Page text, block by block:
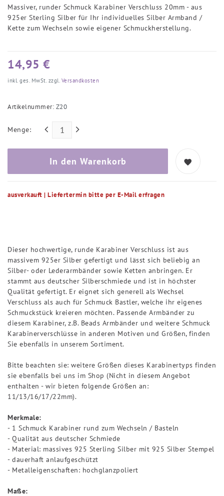
Massiver, runder Schmuck Karabiner Verschluss 20mm - aus
925er Sterling Silber für Ihr individuelles Silber Armband /
Kette zum Wechseln sowie eigener Schmuckherstellung.
14,95 €
inkl. ges. MwSt. zzgl. Versandkosten
Artikelnummer: Z20
Menge:
In den Warenkorb
ausverkauft | Liefertermin bitte per E-Mail erfragen
Dieser hochwertige, runde Karabiner Verschluss ist aus
massivem 925er Silber gefertigt und lässt sich beliebig an
Silber- oder Lederarmbänder sowie Ketten anbringen. Er
stammt aus deutscher Silberschmiede und ist in höchster
Qualität gefertigt. Er eignet sich generell als Wechsel
Verschluss als auch für Schmuck Bastler, welche ihr eigenes
Schmuckstück kreieren möchten. Passende Armbänder zu
diesem Karabiner, z.B. Beads Armbänder und weitere Schmuck
Karabinerverschlüsse in anderen Motiven und Größen, finden
Sie ebenfalls in unserem Sortiment.
Bitte beachten sie: weitere Größen dieses Karabinertyps finden
sie ebenfalls bei uns im Shop (Nicht in diesem Angebot
enthalten - wir bieten folgende Größen an:
11/13/16/17/22mm).
Merkmale:
- 1 Schmuck Karabiner rund zum Wechseln / Basteln
- Qualität aus deutscher Schmiede
- Material: massives 925 Sterling Silber mit 925 Silber Stempel
- dauerhaft anlaufgeschützt
- Metalleigenschaften: hochglanzpoliert
Maße: